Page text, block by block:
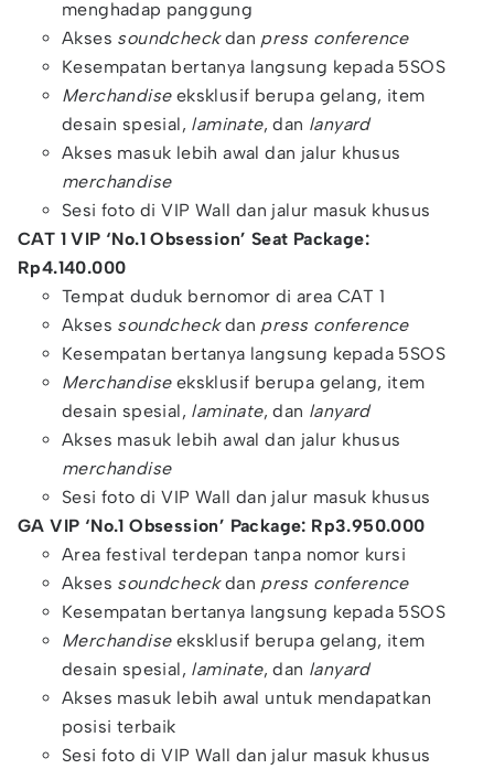
menghadap panggung
Akses soundcheckdan press conference
Kesempatan bertanya langsung kepada 5SOS
Merchandise eksklusif berupa gelang, item
desain spesial, laminate, dan lanyard
Akses masuk lebih awal dan jalur khusus
merchandise
Sesi foto di VIP Wall dan jalur masuk khusus
CAT 1 VIP ‘No.1 Obsession’ Seat Package:
Rp4.140.000
Tempat duduk bernomor di area CAT 1
Akses soundcheckdan press conference
Kesempatan bertanya langsung kepada 5SOS
Merchandise eksklusif berupa gelang, item
desain spesial, laminate, dan lanyard
Akses masuk lebih awal dan jalur khusus
merchandise
Sesi foto di VIP Wall dan jalur masuk khusus
GA VIP ‘No.1 Obsession’ Package: Rp3.950.000
Area festival terdepan tanpa nomor kursi
Akses soundcheckdan press conference
Kesempatan bertanya langsung kepada 5SOS
Merchandise eksklusif berupa gelang, item
desain spesial, laminate, dan lanyard
Akses masuk lebih awal untuk mendapatkan
posisi terbaik
Sesi foto di VIP Wall dan jalur masuk khusus